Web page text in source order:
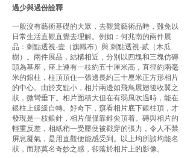
過少與過份詮釋
一般沒有藝術基礎的大眾，去觀賞藝術品時，難免以
日常生活直觀直覺去理解。例如：何兆南的兩件展
品：刺點透視-壹（旗幟布）與 刺點透視-貳（木瓜
樹）。兩件展品，結構相近，分別以四塊和三塊仿磚
頭為基座，座上連有一枝約五十厘米高，直徑約兩毫
米的銀柱，柱頂頂住一張邊長約三十厘米正方形相片
的中心。由於支點小，相片兩邊如飛鳥展翅後收翼之
狀，微彎垂下。相片面積大但在有弱風吹過時，能在
銀柱上緩緩自轉。好奇下，窺看相片底下銀柱頂，才
發現是一枝銀針，相片僅僅靠錐尖頂着。磚與相片的
輕重反差，相紙稍一受壓便被戳穿的張力，令人不禁
屏息凝氣，是用直觀便能感受到。以上均所談均能名
狀，而那莫名奇妙之感，卻落於相片上的影像。